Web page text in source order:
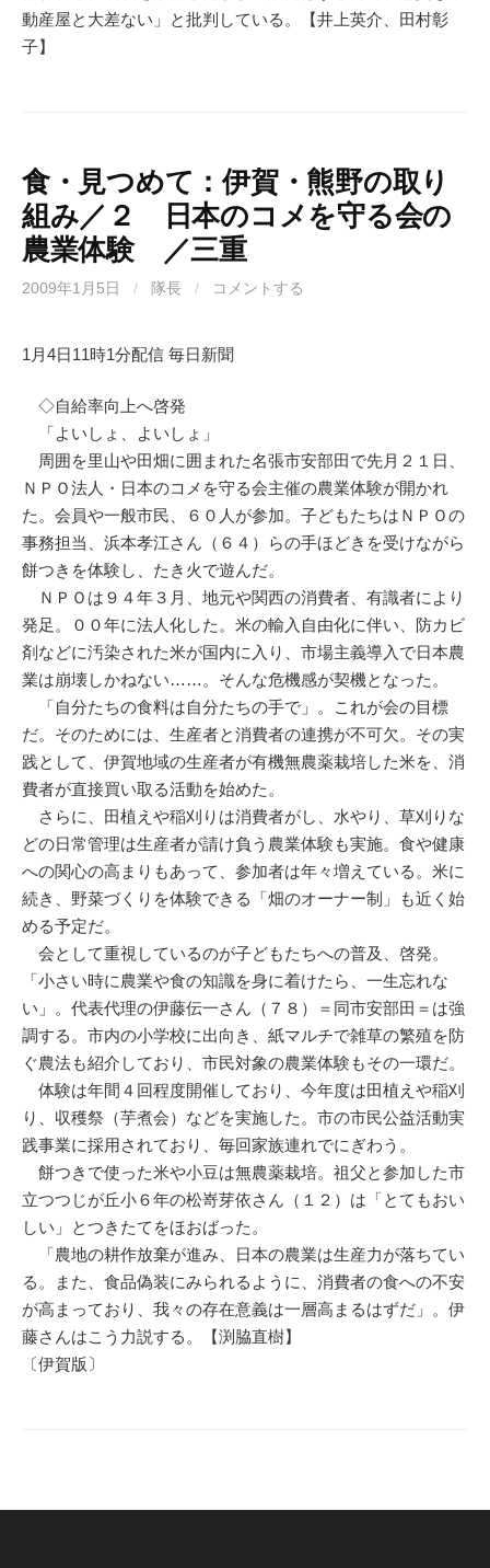
動産屋と大差ない」と批判している。【井上英介、田村彰
子】
食・見つめて：伊賀・熊野の取り
組み／２ 日本のコメを守る会の
農業体験 ／三重
2009年1月5日 / 隊長 / コメントする
1月4日11時1分配信 毎日新聞
◇自給率向上へ啓発
「よいしょ、よいしょ」
周囲を里山や田畑に囲まれた名張市安部田で先月２１日、
ＮＰＯ法人・日本のコメを守る会主催の農業体験が開かれ
た。会員や一般市民、６０人が参加。子どもたちはＮＰＯの
事務担当、浜本孝江さん（６４）らの手ほどきを受けながら
餅つきを体験し、たき火で遊んだ。
ＮＰＯは９４年３月、地元や関西の消費者、有識者により
発足。００年に法人化した。米の輸入自由化に伴い、防カビ
剤などに汚染された米が国内に入り、市場主義導入で日本農
業は崩壊しかねない……。そんな危機感が契機となった。
「自分たちの食料は自分たちの手で」。これが会の目標
だ。そのためには、生産者と消費者の連携が不可欠。その実
践として、伊賀地域の生産者が有機無農薬栽培した米を、消
費者が直接買い取る活動を始めた。
さらに、田植えや稲刈りは消費者がし、水やり、草刈りな
どの日常管理は生産者が請け負う農業体験も実施。食や健康
への関心の高まりもあって、参加者は年々増えている。米に
続き、野菜づくりを体験できる「畑のオーナー制」も近く始
める予定だ。
会として重視しているのが子どもたちへの普及、啓発。
「小さい時に農業や食の知識を身に着けたら、一生忘れな
い」。代表代理の伊藤伝一さん（７８）＝同市安部田＝は強
調する。市内の小学校に出向き、紙マルチで雑草の繁殖を防
ぐ農法も紹介しており、市民対象の農業体験もその一環だ。
体験は年間４回程度開催しており、今年度は田植えや稲刈
り、収穫祭（芋煮会）などを実施した。市の市民公益活動実
践事業に採用されており、毎回家族連れでにぎわう。
餅つきで使った米や小豆は無農薬栽培。祖父と参加した市
立つつじが丘小６年の松嵜芽依さん（１２）は「とてもおい
しい」とつきたてをほおばった。
「農地の耕作放棄が進み、日本の農業は生産力が落ちてい
る。また、食品偽装にみられるように、消費者の食への不安
が高まっており、我々の存在意義は一層高まるはずだ」。伊
藤さんはこう力説する。【渕脇直樹】
〔伊賀版〕